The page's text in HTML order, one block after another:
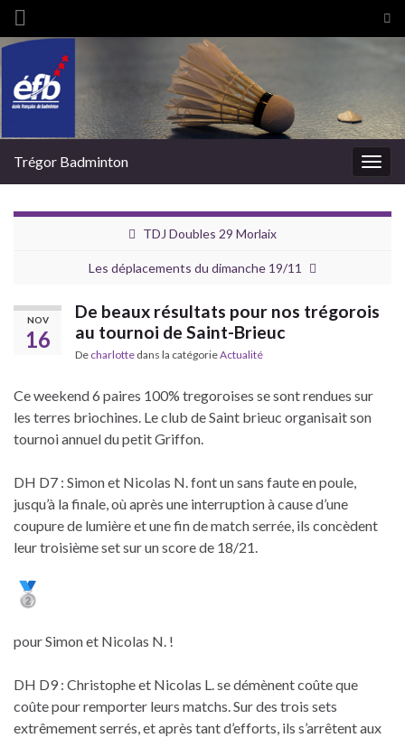
Trégor Badminton
TDJ Doubles 29 Morlaix
Les déplacements du dimanche 19/11
NOV
16
De beaux résultats pour nos trégorois
au tournoi de Saint-Brieuc
De charlotte dans la catégorieActualité
Ce weekend 6 paires 100% tregoroises se sont rendues sur
les terres briochines. Le club de Saint brieuc organisait son
tournoi annuel du petit Griffon.
DH D7 : Simon et Nicolas N. font un sans faute en poule,
jusqu’à la finale, où après une interruption à cause d’une
coupure de lumière et une fin de match serrée, ils concèdent
leur troisième set sur un score de 18/21.
pour Simon et Nicolas N. !
DH D9 : Christophe et Nicolas L. se démènent coûte que
coûte pour remporter leurs matchs. Sur des trois sets
extrêmement serrés, et après tant d’efforts, ils s’arrêtent aux